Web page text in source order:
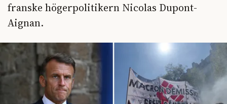
franske högerpolitikern Nicolas Dupont-
Aignan.